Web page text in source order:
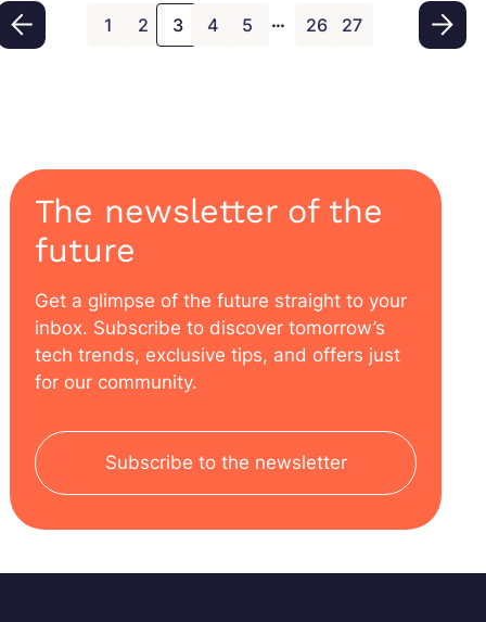
développement Jupyter Notebook est très
utilisé par les […]
1 2 3 4 5 … 26 27
The newsletter of the
future
Get a glimpse of the future straight to your
inbox. Subscribe to discover tomorrow’s
tech trends, exclusive tips, and offers just
for our community.
Subscribe to the newsletter